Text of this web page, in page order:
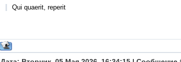
Qui quaerit, reperit